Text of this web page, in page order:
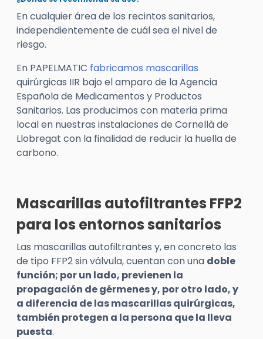
En cualquier área de los recintos sanitarios,
independientemente de cuál sea el nivel de
riesgo.
En PAPELMATIC fabricamos mascarillas
quirúrgicas IIR bajo el amparo de la Agencia
Española de Medicamentos y Productos
Sanitarios. Las producimos con materia prima
local en nuestras instalaciones de Cornellà de
Llobregat con la finalidad de reducir la huella de
carbono.
Mascarillas autofiltrantes FFP2
para los entornos sanitarios
Las mascarillas autofiltrantes y, en concreto las
de tipo FFP2 sin válvula, cuentan con una doble
función; por un lado, previenen la
propagación de gérmenes y, por otro lado, y
a diferencia de las mascarillas quirúrgicas,
también protegen a la persona que la lleva
puesta.